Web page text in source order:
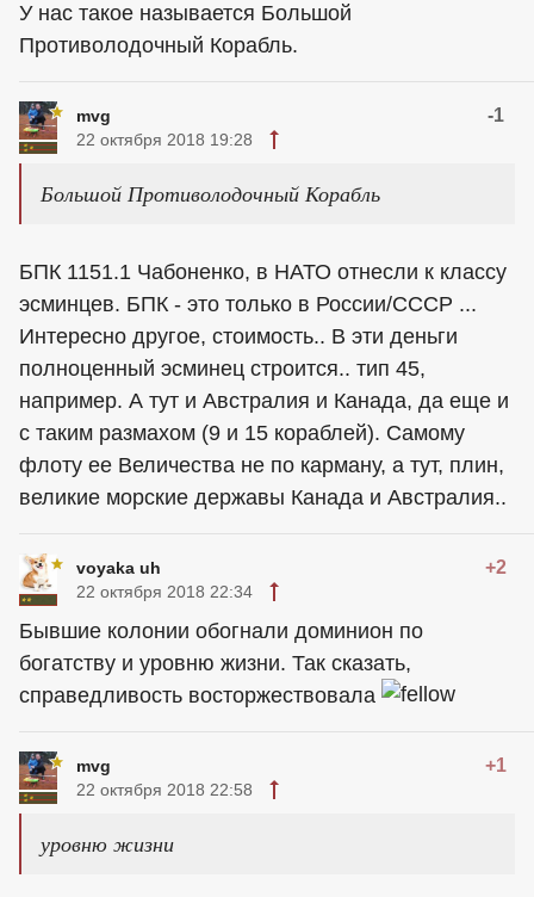
У нас такое называется Большой
Противолодочный Корабль.
mvg -1
22 октября 2018 19:28
Большой Противолодочный Корабль
БПК 1151.1 Чабоненко, в НАТО отнесли к классу
эсминцев. БПК - это только в России/СССР ...
Интересно другое, стоимость.. В эти деньги
полноценный эсминец строится.. тип 45,
например. А тут и Австралия и Канада, да еще и
с таким размахом (9 и 15 кораблей). Самому
флоту ее Величества не по карману, а тут, плин,
великие морские державы Канада и Австралия..
voyaka uh +2
22 октября 2018 22:34
Бывшие колонии обогнали доминион по
богатству и уровню жизни. Так сказать,
справедливость восторжествовала
mvg +1
22 октября 2018 22:58
уровню жизни